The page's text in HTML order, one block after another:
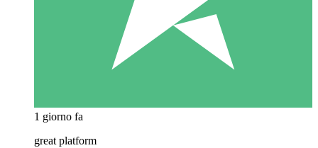
1 giorno fa
great platform